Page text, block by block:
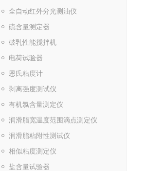
全自动红外分光测油仪
硫含量测定器
破乳性能搅拌机
电荷试验器
恩氏粘度计
剥离强度测试仪
有机氯含量测定仪
润滑脂宽温度范围滴点测定仪
润滑脂粘附性测试仪
相似粘度测定仪
盐含量试验器